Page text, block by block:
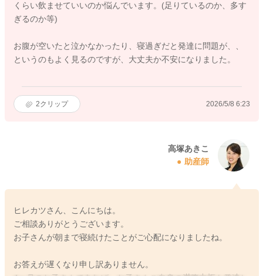
くらい飲ませていいのか悩んでいます。(足りているのか、多す
ぎるのか等)
お腹が空いたと泣かなかったり、寝過ぎだと発達に問題が、、
というのもよく見るのですが、大丈夫か不安になりました。
2クリップ 2026/5/8 6:23
高塚あきこ
助産師
ヒレカツさん、こんにちは。
ご相談ありがとうございます。
お子さんが朝まで寝続けたことがご心配になりましたね。
お答えが遅くなり申し訳ありません。